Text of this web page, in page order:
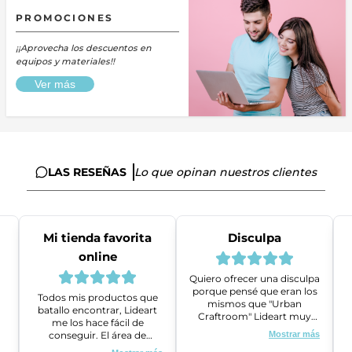
PROMOCIONES
¡¡Aprovecha los descuentos en
equipos y materiales!!
Ver más
LAS RESEÑAS Lo que opinan nuestros clientes
Mi tienda favorita
online
Todos mis productos que
batallo encontrar, Lideart
me los hace fácil de
conseguir. El área de
ventas es super amable y
Disculpa
Quiero ofrecer una disculpa
porque pensé que eran los
mismos que "Urban
Craftroom" Lideart muy
amables me ayudaron a
gestionar un problema que
Mostrar más